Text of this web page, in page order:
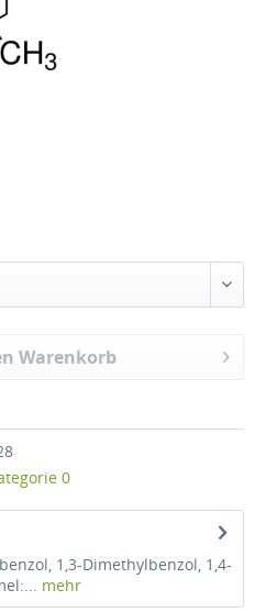
Warenkorb
0
1,3-Dimethylbenzol, 1,4-
mehr